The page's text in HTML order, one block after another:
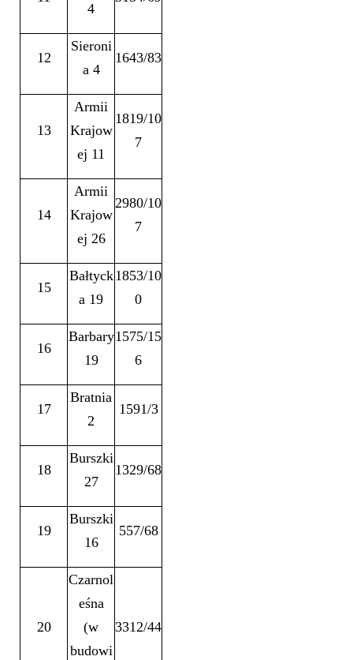
4
12
Sieroni
a 4
1643/83
13
Armii
Krajow
ej 11
1819/10
7
14
Armii
Krajow
ej 26
2980/10
7
15
Bałtyck
a 19
1853/10
0
16
Barbary
19
1575/15
6
17
Bratnia
2
1591/3
18
Burszki
27
1329/68
19
Burszki
16
557/68
20
Czarnol
eśna
(w
budowi
3312/44